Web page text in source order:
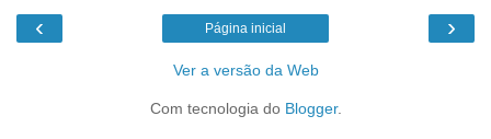
‹ ›
Página inicial
Ver a versão da Web
Com tecnologia do Blogger.